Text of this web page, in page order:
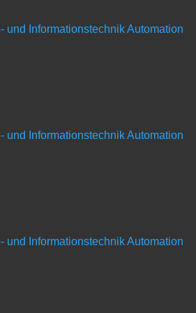
und Informationstechnik Automation
und Informationstechnik Automation
und Informationstechnik Automation
Komponenten liefern wir alles
Elektrotechnik
2026